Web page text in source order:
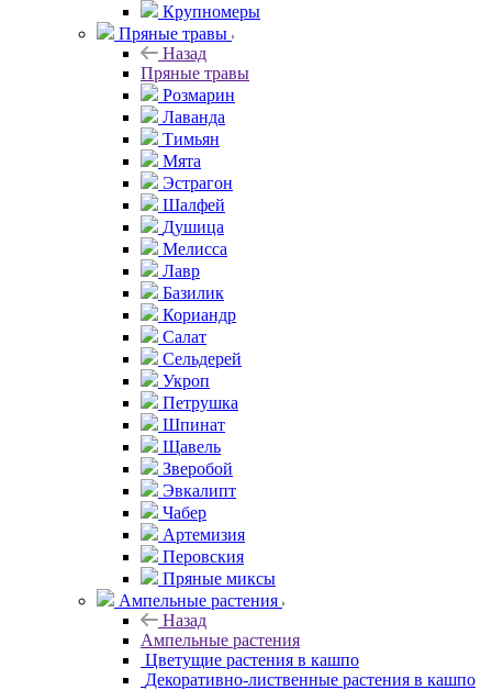
Крупномеры
Пряные травы
Назад
Пряные травы
Розмарин
Лаванда
Тимьян
Мята
Эстрагон
Шалфей
Душица
Мелисса
Лавр
Базилик
Кориандр
Салат
Сельдерей
Укроп
Петрушка
Шпинат
Щавель
Зверобой
Эвкалипт
Чабер
Артемизия
Перовския
Пряные миксы
Ампельные растения
Назад
Ампельные растения
Цветущие растения в кашпо
Декоративно-лиственные растения в кашпо